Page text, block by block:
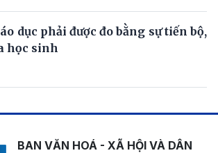
dục phải được đo bằng sự tiến bộ,
học sinh
BAN VĂN HOÁ - XÃ HỘI VÀ DÂN